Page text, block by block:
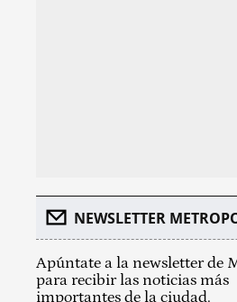
NEWSLETTER
Apúntate a la newsletter de
para recibir las noticias más
importantes de la ciudad.